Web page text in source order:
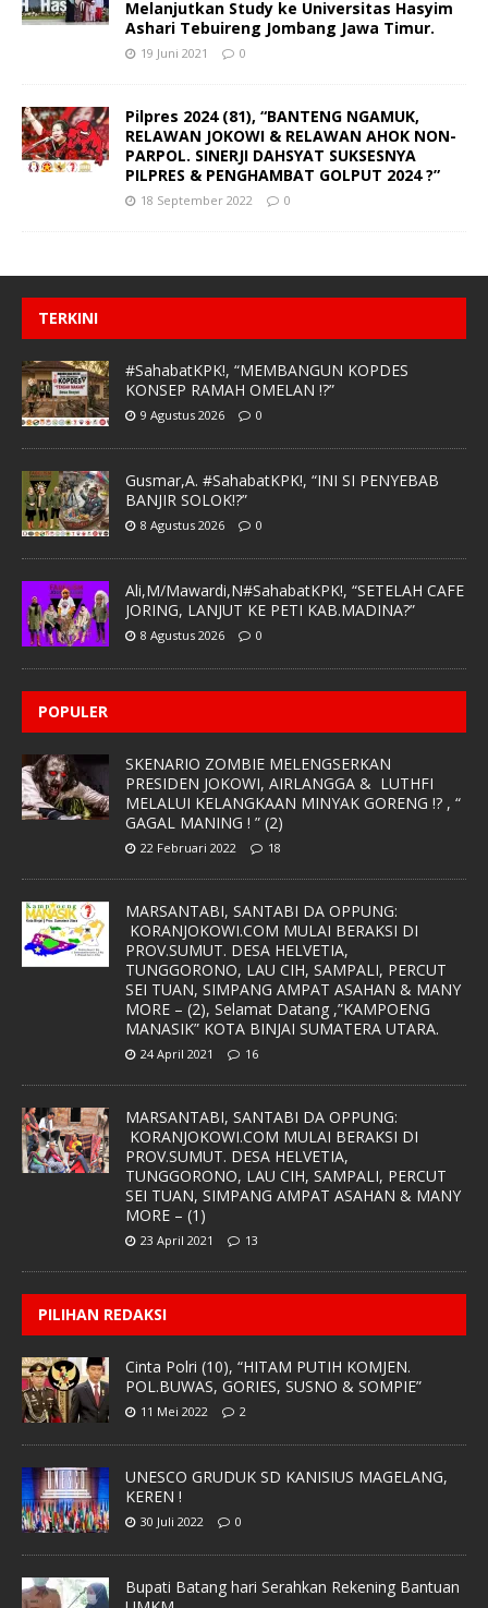
Melanjutkan Study ke Universitas Hasyim
Ashari Tebuireng Jombang Jawa Timur.
19 Juni 2021 0
Pilpres 2024 (81), “BANTENG NGAMUK,
RELAWAN JOKOWI & RELAWAN AHOK NON-
PARPOL. SINERJI DAHSYAT SUKSESNYA
PILPRES & PENGHAMBAT GOLPUT 2024 ?”
18 September 2022 0
TERKINI
#SahabatKPK!, “MEMBANGUN KOPDES
KONSEP RAMAH OMELAN !?”
9 Agustus 2026 0
Gusmar,A. #SahabatKPK!, “INI SI PENYEBAB
BANJIR SOLOK!?”
8 Agustus 2026 0
Ali,M/Mawardi,N#SahabatKPK!, “SETELAH CAFE
JORING, LANJUT KE PETI KAB.MADINA?”
8 Agustus 2026 0
POPULER
SKENARIO ZOMBIE MELENGSERKAN
PRESIDEN JOKOWI, AIRLANGGA & LUTHFI
MELALUI KELANGKAAN MINYAK GORENG !? , “
GAGAL MANING ! ” (2)
22 Februari 2022 18
MARSANTABI, SANTABI DA OPPUNG:
KORANJOKOWI.COM MULAI BERAKSI DI
PROV.SUMUT. DESA HELVETIA,
TUNGGORONO, LAU CIH, SAMPALI, PERCUT
SEI TUAN, SIMPANG AMPAT ASAHAN & MANY
MORE – (2), Selamat Datang ,”KAMPOENG
MANASIK” KOTA BINJAI SUMATERA UTARA.
24 April 2021 16
MARSANTABI, SANTABI DA OPPUNG:
KORANJOKOWI.COM MULAI BERAKSI DI
PROV.SUMUT. DESA HELVETIA,
TUNGGORONO, LAU CIH, SAMPALI, PERCUT
SEI TUAN, SIMPANG AMPAT ASAHAN & MANY
MORE – (1)
23 April 2021 13
PILIHAN REDAKSI
Cinta Polri (10), “HITAM PUTIH KOMJEN.
POL.BUWAS, GORIES, SUSNO & SOMPIE”
11 Mei 2022 2
UNESCO GRUDUK SD KANISIUS MAGELANG,
KEREN !
30 Juli 2022 0
Bupati Batang hari Serahkan Rekening Bantuan